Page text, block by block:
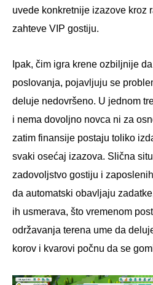
uvede konkretnije izazove kroz
zahteve VIP gostiju.
Ipak, čim igra krene ozbiljnije
poslovanja, pojavljuju se
deluje nedovršeno. U jednom
i nema dovoljno novca ni za
zatim finansije postaju toliko
svaki osećaj izazova. Slična
zadovoljstvo gostiju i
da automatski obavljaju
ih usmerava, što vremenom
održavanja terena ume da
korov i kvarovi počnu da se